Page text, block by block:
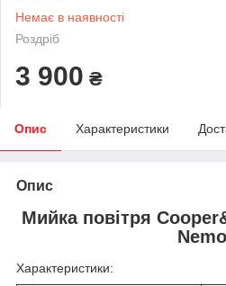
Немає в наявності
Роздріб
3 900 ₴
Опис Характеристики
Опис
Мийка повітря
Nemo
Характеристики: